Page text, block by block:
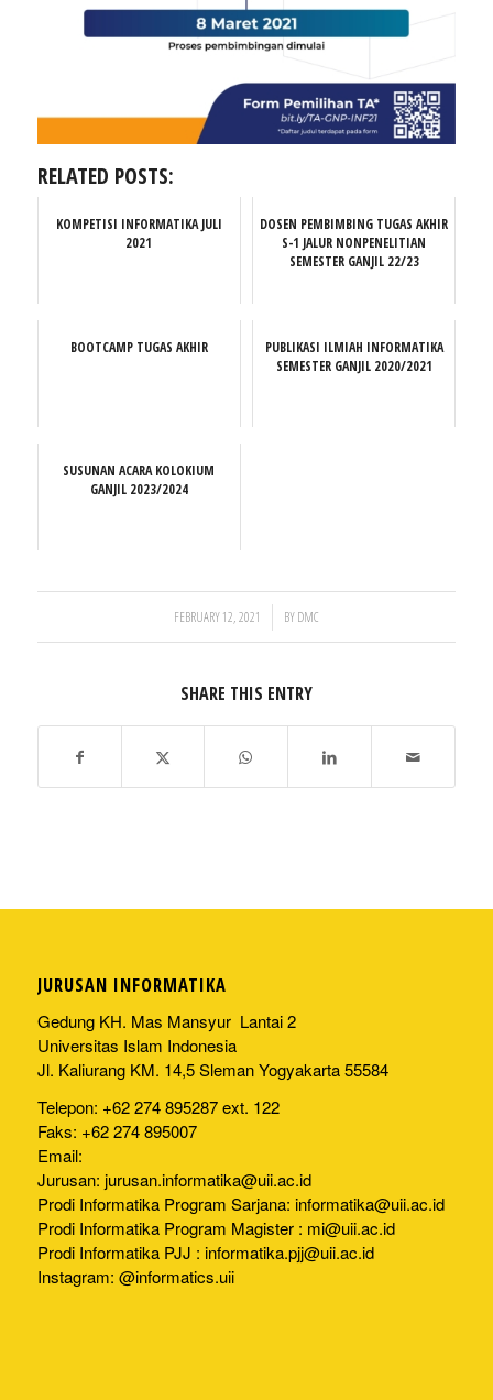
RELATED POSTS:
KOMPETISI INFORMATIKA JULI
2021
DOSEN PEMBIMBING TUGAS AKHIR
S-1 JALUR NONPENELITIAN
SEMESTER GANJIL 22/23
BOOTCAMP TUGAS AKHIR
PUBLIKASI ILMIAH INFORMATIKA
SEMESTER GANJIL 2020/2021
SUSUNAN ACARA KOLOKIUM
GANJIL 2023/2024
FEBRUARY 12, 2021
/ BYDMC
SHARE THIS ENTRY
JURUSAN INFORMATIKA
Gedung KH. Mas Mansyur Lantai 2
Universitas Islam Indonesia
Jl. Kaliurang KM. 14,5 Sleman Yogyakarta 55584
Telepon: +62 274 895287 ext. 122
Faks: +62 274 895007
Email:
Jurusan: jurusan.informatika@uii.ac.id
Prodi Informatika Program Sarjana: informatika@uii.ac.id
Prodi Informatika Program Magister : mi@uii.ac.id
Prodi Informatika PJJ : informatika.pjj@uii.ac.id
Instagram: @informatics.uii